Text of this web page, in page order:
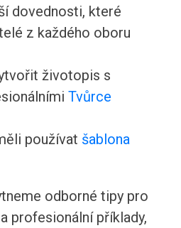
dovednosti, které
z každého oboru
životopis s
Tvůrce
používat šablona
odborné tipy pro
profesionální příklady,